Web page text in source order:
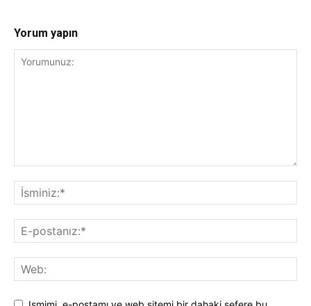
Yorum yapın